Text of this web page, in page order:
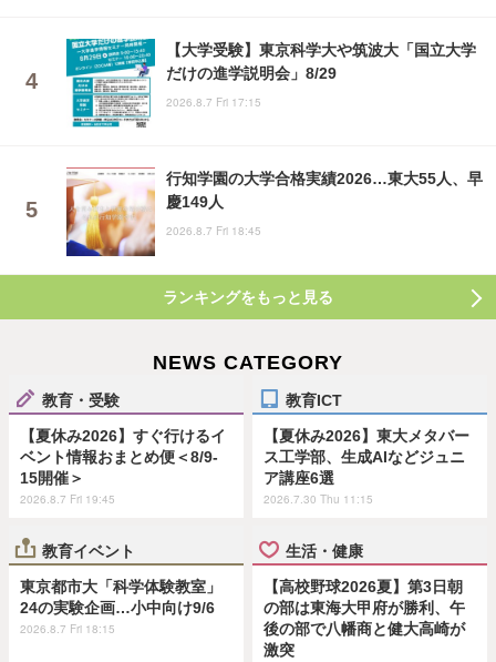
【大学受験】東京科学大や筑波大「国立大学
だけの進学説明会」8/29
2026.8.7 Fri 17:15
行知学園の大学合格実績2026…東大55人、早
慶149人
2026.8.7 Fri 18:45
ランキングをもっと見る
NEWS CATEGORY
教育・受験
【夏休み2026】すぐ行けるイ
ベント情報おまとめ便＜8/9-
15開催＞
2026.8.7 Fri 19:45
教育ICT
【夏休み2026】東大メタバー
ス工学部、生成AIなどジュニ
ア講座6選
2026.7.30 Thu 11:15
教育イベント
東京都市大「科学体験教室」
24の実験企画…小中向け9/6
2026.8.7 Fri 18:15
生活・健康
【高校野球2026夏】第3日朝
の部は東海大甲府が勝利、午
後の部で八幡商と健大高崎が
激突